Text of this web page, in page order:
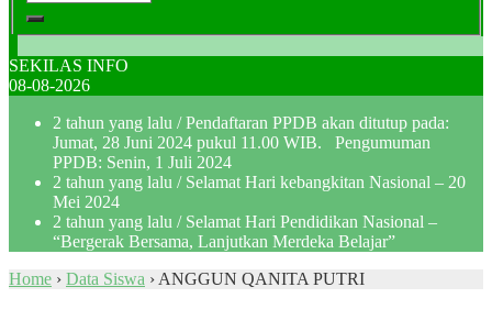
SEKILAS INFO
08-08-2026
2 tahun yang lalu / Pendaftaran PPDB akan ditutup pada:
Jumat, 28 Juni 2024 pukul 11.00 WIB. Pengumuman
PPDB: Senin, 1 Juli 2024
2 tahun yang lalu / Selamat Hari kebangkitan Nasional – 20
Mei 2024
2 tahun yang lalu / Selamat Hari Pendidikan Nasional –
“Bergerak Bersama, Lanjutkan Merdeka Belajar”
Home › Data Siswa › ANGGUN QANITA PUTRI